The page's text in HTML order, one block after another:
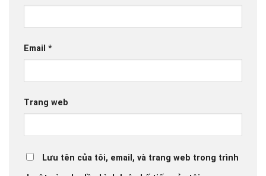
Email *
Trang web
Lưu tên của tôi, email, và trang web trong trình